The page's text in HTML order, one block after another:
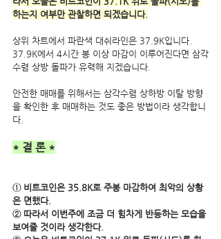
하는지 여부만 관찰하면 되겠습니다.
상위 차트에서 파란색 대쉬라인은 37.9K입니다.
37.9K에서 4시간 봉 이상 마감이 이루어진다면 삼각
수렴 상방 돌파가 유력해 지겠습니다.
안전한 매매를 위해서는 삼각수렴 상하방 이탈 방향
을 확인한 후 매매하는 것도 좋은 방법이라 생각합니
다.
* 결 론 *
① 비트코인은 35.8K로 주봉 마감하여 최악의 상황
은 면했다.
② 따라서 이번주에 조금 더 힘차게 반등하는 모습을
보여줄 것이라 생각한다.